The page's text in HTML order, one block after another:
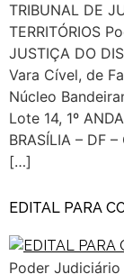
TRIBUNAL DE
TERRITÓRIOS
JUSTIÇA DO
Vara Cível, de
Núcleo
Lote 14, 1º
BRASÍLIA – DF
[…]
EDITAL PARA
Poder